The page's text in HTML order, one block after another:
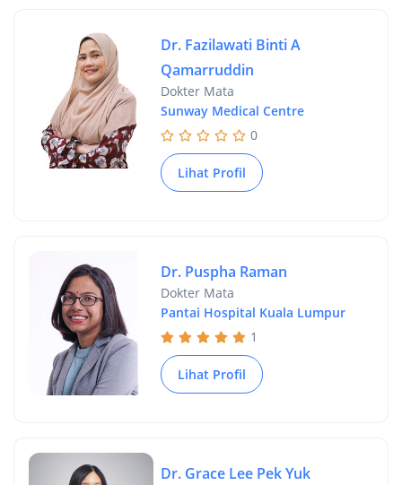
Dr. Fazilawati Binti A
Qamarruddin
Dokter Mata
Sunway Medical Centre
0
Lihat Profil
Dr. Puspha Raman
Dokter Mata
Pantai Hospital Kuala Lumpur
1
Lihat Profil
Dr. Grace Lee Pek Yuk